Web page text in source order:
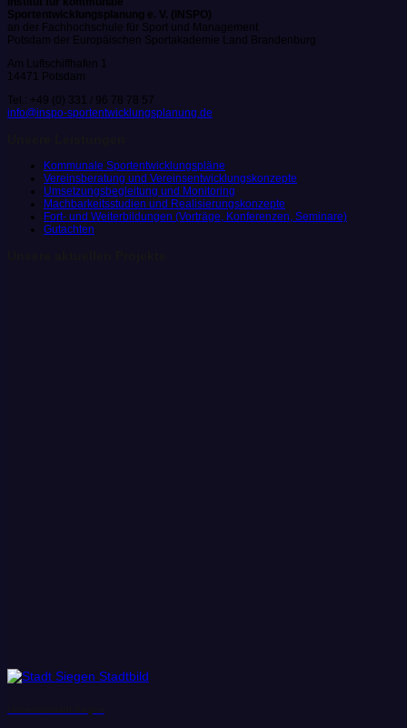
Sportentwicklungsplanung e. V. (INSPO)
an der Fachhochschule für Sport und Management
Potsdam der Europäischen Sportakademie Land Brandenburg
Am Luftschiffhafen 1
14471 Potsdam
Tel.: +49 (0) 331 / 96 78 78 57
info@inspo-sportentwicklungsplanung.de
Kommunale Sportentwicklungspläne
Vereinsberatung und Vereinsentwicklungskonzepte
Umsetzungsbegleitung und Monitoring
Machbarkeitsstudien und Realisierungskonzepte
Fort- und Weiterbildungen (Vorträge, Konferenzen, Seminare)
Gutachten